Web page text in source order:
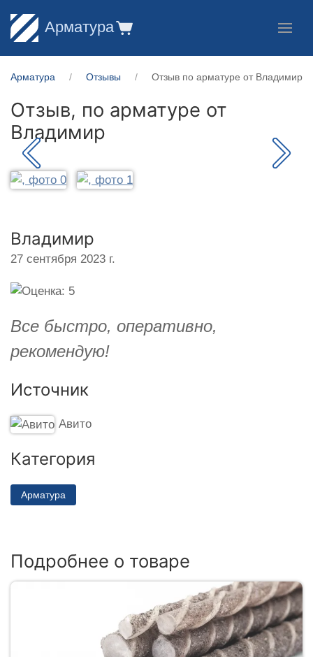
Арматура
Арматура Отзывы Отзыв по арматуре от Владимир
Отзыв, по арматуре от
Владимир
Владимир
27 сентября 2023 г.
Все быстро, оперативно,
рекомендую!
Источник
Авито
Категория
Арматура
Подробнее о товаре